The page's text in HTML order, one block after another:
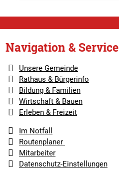
Navigation & Service
Unsere Gemeinde
Rathaus & Bürgerinfo
Bildung & Familien
Wirtschaft & Bauen
Erleben & Freizeit
Im Notfall
Routenplaner
Mitarbeiter
Datenschutz-Einstellungen